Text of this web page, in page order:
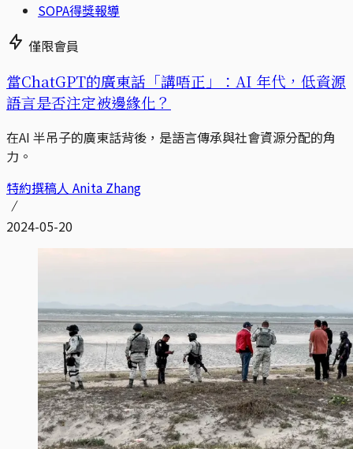
SOPA得獎報導
僅限會員
當ChatGPT的廣東話「講唔正」：AI 年代，低資源
語言是否注定被邊緣化？
在AI 半吊子的廣東話背後，是語言傳承與社會資源分配的角
力。
特約撰稿人 Anita Zhang
2024-05-20